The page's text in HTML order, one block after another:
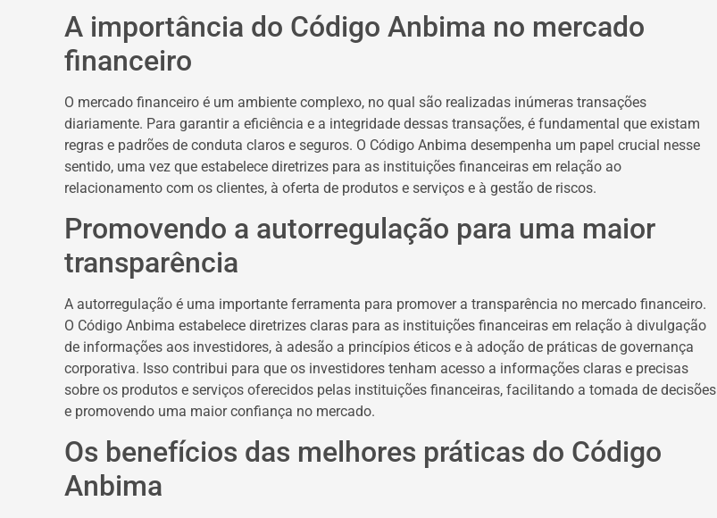
A importância do Código Anbima no mercado
financeiro
O mercado financeiro é um ambiente complexo, no qual são realizadas inúmeras transações
diariamente. Para garantir a eficiência e a integridade dessas transações, é fundamental que existam
regras e padrões de conduta claros e seguros. O Código Anbima desempenha um papel crucial nesse
sentido, uma vez que estabelece diretrizes para as instituições financeiras em relação ao
relacionamento com os clientes, à oferta de produtos e serviços e à gestão de riscos.
Promovendo a autorregulação para uma maior
transparência
A autorregulação é uma importante ferramenta para promover a transparência no mercado financeiro.
O Código Anbima estabelece diretrizes claras para as instituições financeiras em relação à divulgação
de informações aos investidores, à adesão a princípios éticos e à adoção de práticas de governança
corporativa. Isso contribui para que os investidores tenham acesso a informações claras e precisas
sobre os produtos e serviços oferecidos pelas instituições financeiras, facilitando a tomada de decisões
e promovendo uma maior confiança no mercado.
Os benefícios das melhores práticas do Código
Anbima